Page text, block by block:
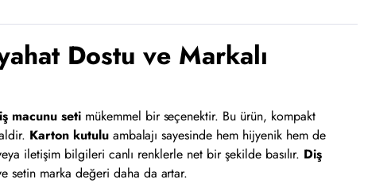
Dostu ve Markalı
macunu setimükemmel bir seçenektir. Bu ürün, kompakt
Karton kutuluambalajı sayesinde hem hijyenik hem de
iletişim bilgileri canlı renklerle net bir şekilde basılır. Diş
setin marka değeri daha da artar.